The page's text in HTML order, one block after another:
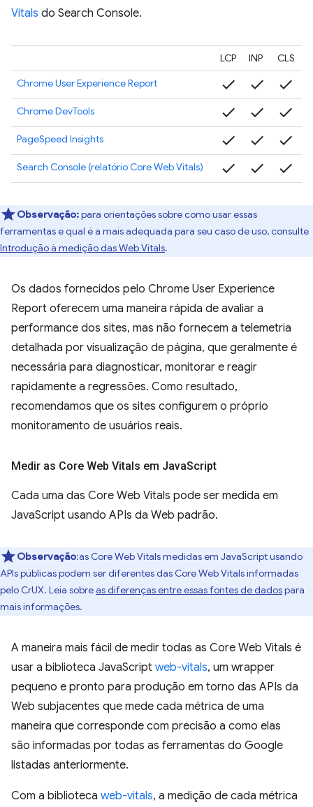
Vitals do Search Console.
LCP INP
CLS
Chrome User Experience Report
check check check
Chrome DevTools check check check
PageSpeed Insights check check check
Search Console (relatório Core Web Vitals) check check check
Observação:para orientações sobre como usar essas
ferramentas e qual é a mais adequada para seu caso de uso, consulte
Introdução à medição das Web Vitals.
Os dados fornecidos pelo Chrome User Experience
Report oferecem uma maneira rápida de avaliar a
performance dos sites, mas não fornecem a telemetria
detalhada por visualização de página, que geralmente é
necessária para diagnosticar, monitorar e reagir
rapidamente a regressões. Como resultado,
recomendamos que os sites configurem o próprio
monitoramento de usuários reais.
Medir as Core Web Vitals em JavaScript
Cada uma das Core Web Vitals pode ser medida em
JavaScript usando APIs da Web padrão.
Observação:as Core Web Vitals medidas em JavaScript usando
APIs públicas podem ser diferentes das Core Web Vitals informadas
pelo CrUX. Leia sobreas diferenças entre essas fontes de dadospara
mais informações.
A maneira mais fácil de medir todas as Core Web Vitals é
usar a biblioteca JavaScript web-vitals, um wrapper
pequeno e pronto para produção em torno das APIs da
Web subjacentes que mede cada métrica de uma
maneira que corresponde com precisão a como elas
são informadas por todas as ferramentas do Google
listadas anteriormente.
Com a biblioteca web-vitals, a medição de cada métrica